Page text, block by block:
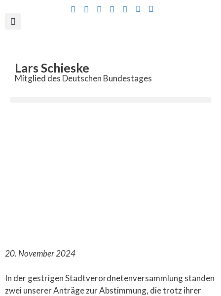
Lars Schieske
Mitglied des Deutschen Bundestages
20. November 2024
In der gestrigen Stadtverordnetenversammlung standen
zwei unserer Anträge zur Abstimmung, die trotz ihrer